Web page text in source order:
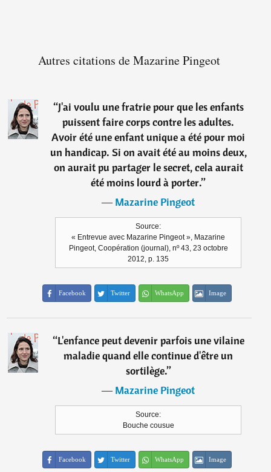
Autres citations de Mazarine Pingeot
“J'ai voulu une fratrie pour que les enfants
puissent faire corps contre les adultes.
Avoir été une enfant unique a été pour moi
un handicap. Si on avait été au moins deux,
on aurait pu partager le secret, cela aurait
été moins lourd à porter.”
―Mazarine Pingeot
Source:
« Entrevue avec Mazarine Pingeot », Mazarine
Pingeot, Coopération (journal), nº 43, 23 octobre
2012, p. 135
Facebook Twitter WhatsApp Image
“L'enfance peut devenir parfois une vilaine
maladie quand elle continue d'être un
sortilège.”
―Mazarine Pingeot
Source:
Bouche cousue
Facebook Twitter WhatsApp Image